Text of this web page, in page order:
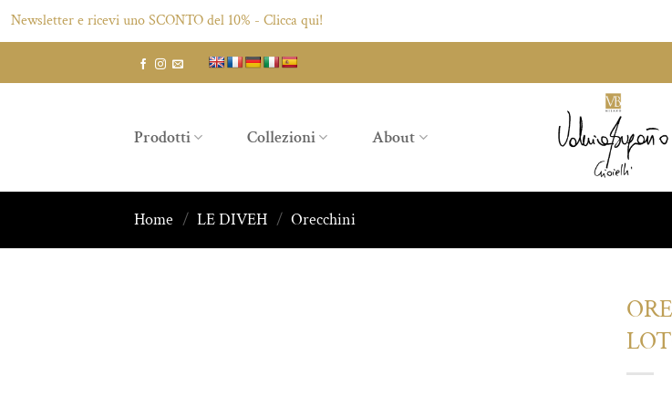
e ricevi uno SCONTO del 10% - Clicca qui!
Prodotti Collezioni About
Home / LE DIVEH / Orecchini